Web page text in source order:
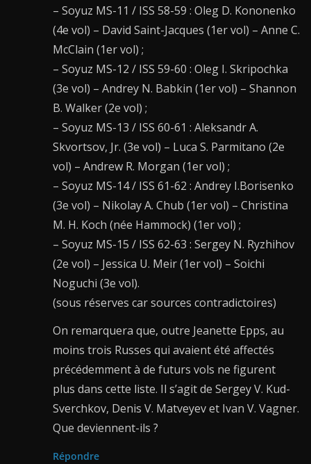
– Soyuz MS-11 / ISS 58-59 : Oleg D. Kononenko
(4e vol) – David Saint-Jacques (1er vol) – Anne C.
McClain (1er vol) ;
– Soyuz MS-12 / ISS 59-60 : Oleg I. Skripochka
(3e vol) – Andrey N. Babkin (1er vol) – Shannon
B. Walker (2e vol) ;
– Soyuz MS-13 / ISS 60-61 : Aleksandr A.
Skvortsov, Jr. (3e vol) – Luca S. Parmitano (2e
vol) – Andrew R. Morgan (1er vol) ;
– Soyuz MS-14 / ISS 61-62 : Andrey I.Borisenko
(3e vol) – Nikolay A. Chub (1er vol) – Christina
M. H. Koch (née Hammock) (1er vol) ;
– Soyuz MS-15 / ISS 62-63 : Sergey N. Ryzhihov
(2e vol) – Jessica U. Meir (1er vol) – Soichi
Noguchi (3e vol).
(sous réserves car sources contradictoires)
On remarquera que, outre Jeanette Epps, au
moins trois Russes qui avaient été affectés
précédemment à de futurs vols ne figurent
plus dans cette liste. Il s’agit de Sergey V. Kud-
Sverchkov, Denis V. Matveyev et Ivan V. Vagner.
Que deviennent-ils ?
Répondre